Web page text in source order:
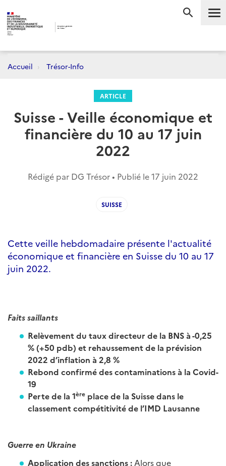
Accueil Trésor-Info
ARTICLE
Suisse - Veille économique et
financière du 10 au 17 juin
2022
Rédigé par DG Trésor • Publié le17 juin 2022
SUISSE
Cette veille hebdomadaire présente l'actualité
économique et financière en Suisse du 10 au 17
juin 2022.
Faits saillants
Relèvement du taux directeur de la BNS à -0,25
% (+50 pdb) et rehaussement de la prévision
2022 d’inflation à 2,8 %
Rebond confirmé des contaminations à la Covid-
19
Perte de la 1ère place de la Suisse dans le
classement compétitivité de l’IMD Lausanne
Guerre en Ukraine
Application des sanctions : Alors que